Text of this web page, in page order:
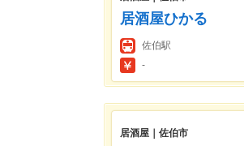
居酒屋ひかる
佐伯駅
-
居酒屋｜佐伯市